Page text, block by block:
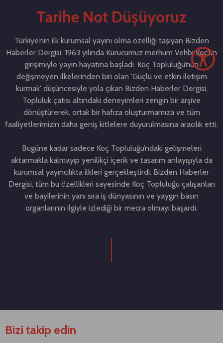
Tarihe Not Düşüyoruz
Türkiye’nin ilk kurumsal yayını olma özelliği taşıyan Bizden
Haberler Dergisi, 1963 yılında Kurucumuz merhum Vehbi Koç’un
girişimiyle yayın hayatına başladı. Koç Topluluğu’nun
değişmeyen ilkelerinden biri olan 'Güçlü ve etkin iletişim
kurmak' düşüncesiyle yola çıkan Bizden Haberler Dergisi,
Topluluk çatısı altındaki deneyimleri zengin bir arşive
dönüştürerek, ortak bir hafıza oluşturmamıza ve tüm
faaliyetlerimizin daha geniş kitlelere duyurulmasına aracılık etti.
Bugüne kadar sadece Koç Topluluğu’ndaki gelişmeleri
aktarmakla kalmayıp yenilikçi içerik ve tasarım anlayışıyla da
kurumsal yayıncılıkta ilkleri gerçekleştirdi. Bizden Haberler
Dergisi, tüm bu özellikleri sayesinde Koç Topluluğu çalışanları
ve bayilerinin yanı sıra iş dünyasının ve yaygın basın
organlarının ilgiyle izlediği bir mecra olmayı başardı.
Bizi takip edin